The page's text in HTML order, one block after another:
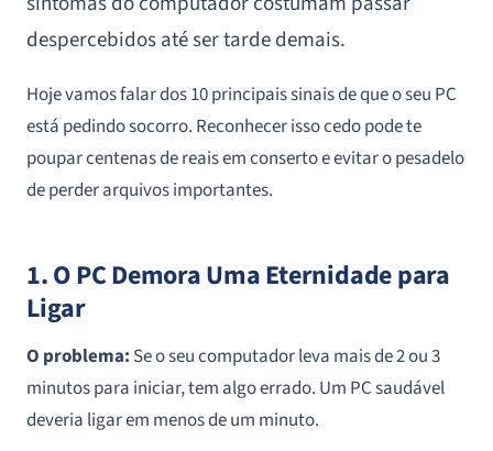
despercebidos até ser tarde demais.
Hoje vamos falar dos 10 principais sinais de que o seu PC
está pedindo socorro. Reconhecer isso cedo pode te
poupar centenas de reais em conserto e evitar o pesadelo
de perder arquivos importantes.
1. O PC Demora Uma Eternidade para
Ligar
O problema: Se o seu computador leva mais de 2 ou 3
minutos para iniciar, tem algo errado. Um PC saudável
deveria ligar em menos de um minuto.